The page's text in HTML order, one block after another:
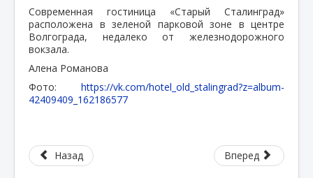
Современная гостиница «Старый Сталинград»
расположена в зеленой парковой зоне в центре
Волгограда, недалеко от железнодорожного
вокзала.
Алена Романова
Фото: https://vk.com/hotel_old_stalingrad?z=album-
42409409_162186577
Назад Вперед